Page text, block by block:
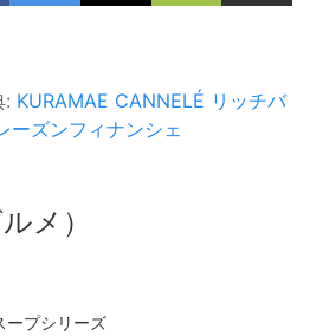
: KURAMAE CANNELÉ リッチバ
ーズンフィナンシェ
メ）
ープシリーズ